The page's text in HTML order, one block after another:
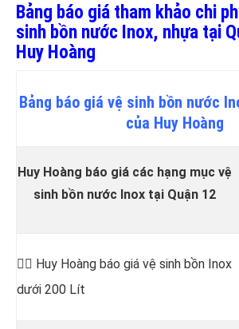
Bảng báo giá tham khảo chi
sinh bồn nước Inox, nhựa tại
Huy Hoàng
Bảng báo giá vệ sinh bồn nước
của Huy Hoàng
Huy Hoàng báo giá các hạng mục vệ
sinh bồn nước Inox tại Quận 12
👷‍♂️ Huy Hoàng báo giá vệ sinh bồn Inox
dưới 200 Lít